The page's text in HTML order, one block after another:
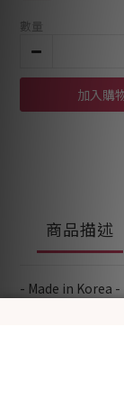
數量
加入購
商品描述
- Made in Korea -
經韓國官方KC認